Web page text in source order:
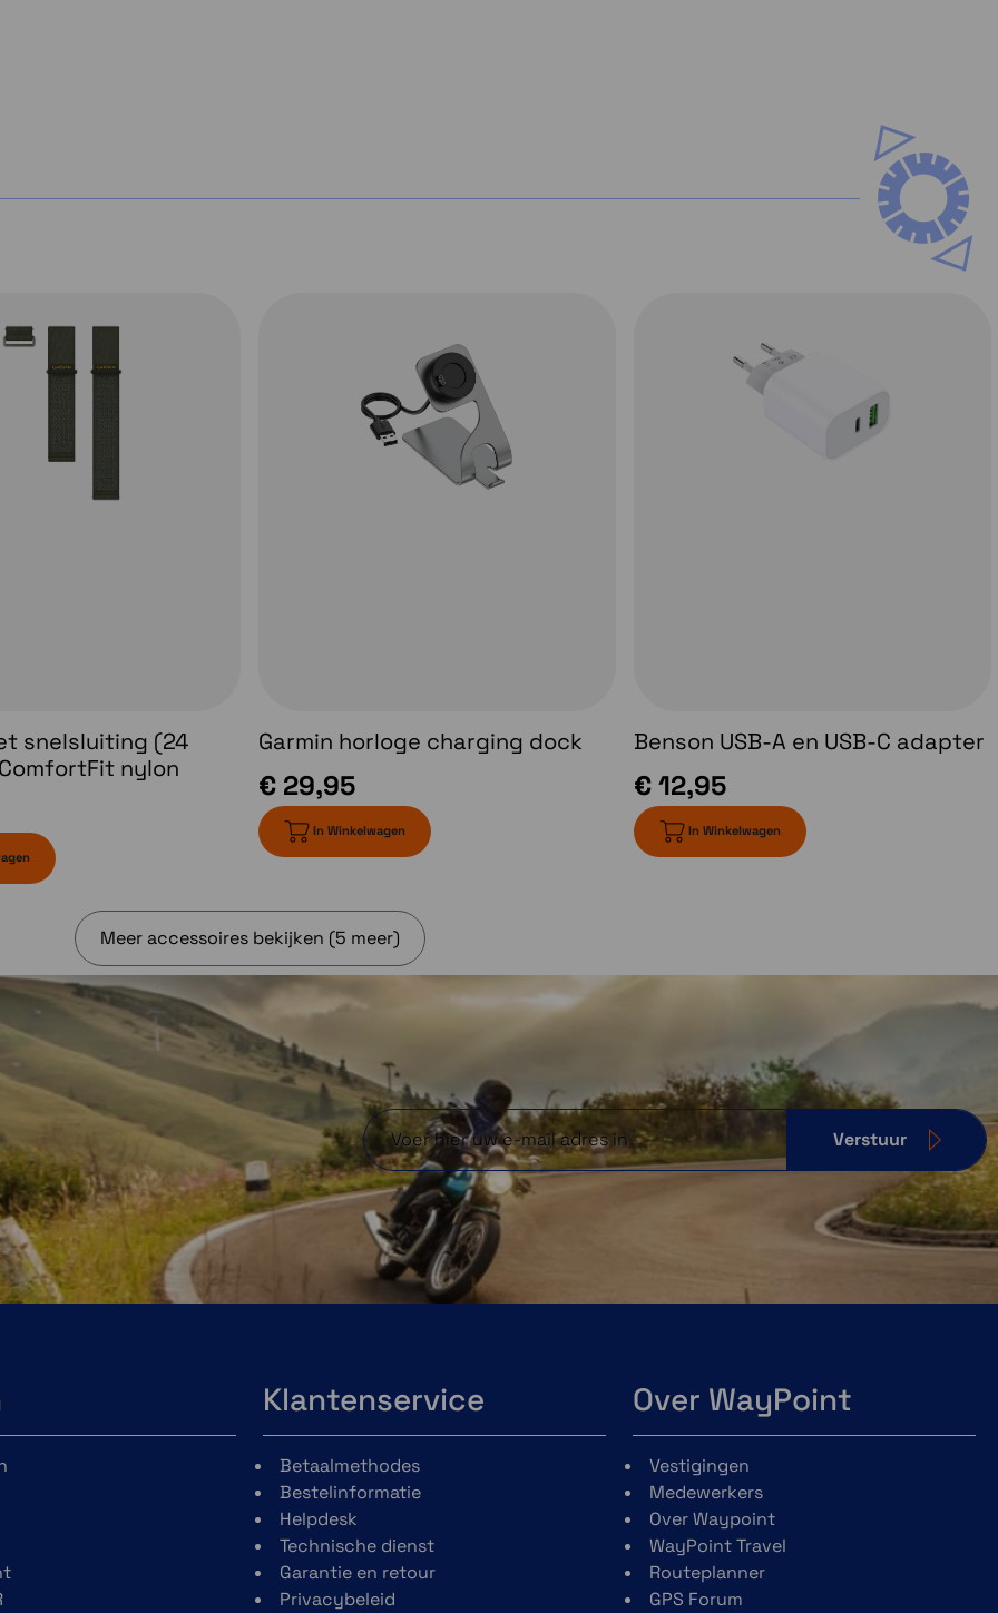
Workoutopties
Volg alle manieren
waarop je beweegt
met meer dan 100
vooraf geïnstalleerde
sport-apps, waaronder
hardlopen, golf,
krachttraining en
meer. Bovendien
helpen Garmin Coach
plannen voor
hardlopen, kracht en
snelsluiting (24
nylon
Garmin horloge charging dock
€ 29,95
In Winkelwagen
Benson USB-A en USB-C adapter
€ 12,95
In Winkelwagen
Meer accessoires bekijken (5 meer)
Verstuur
Klantenservice
Betaalmethodes
Bestelinformatie
Helpdesk
Technische dienst
Garantie en retour
Privacybeleid
Over WayPoint
Vestigingen
Medewerkers
Over Waypoint
WayPoint Travel
Routeplanner
GPS Forum